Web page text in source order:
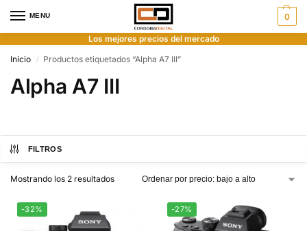
MENU 0
Los mejores precios del mercado
Inicio
/ Productos etiquetados “Alpha A7 III”
Alpha A7 III
FILTROS
Mostrando los 2 resultados
-32% -27%